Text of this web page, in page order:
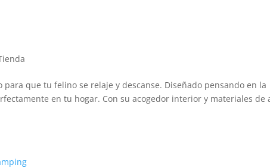
que tu felino se relaje y descanse. Diseñado pensando en la
en tu hogar. Con su acogedor interior y materiales de